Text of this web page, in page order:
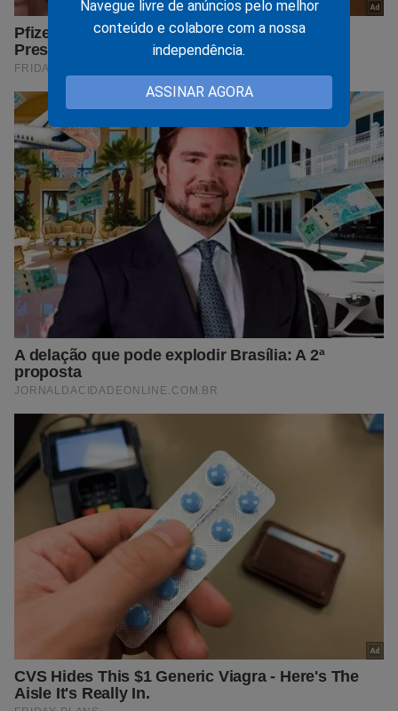
Navegue livre de anúncios pelo melhor
conteúdo e colabore com a nossa
independência.
ASSINAR AGORA